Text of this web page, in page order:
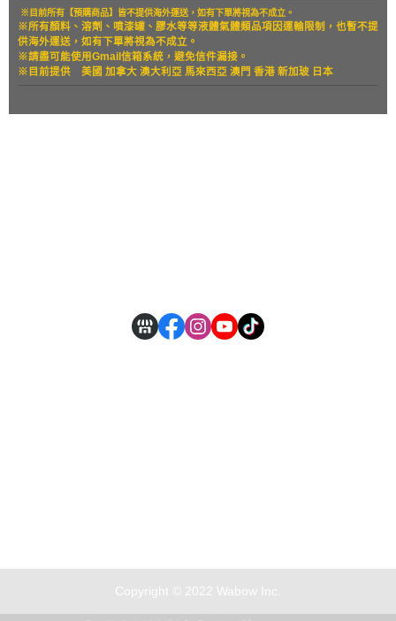
※目前所有【預購商品】皆不提供海外運送，如有下單將視為不成立。
※所有顏料、溶劑、噴漆罐、膠水等等液體氣體類品項因運輸限制，也暫不提
供海外運送，如有下單將視為不成立。
※請盡可能使用Gmail信箱系統，避免信件漏接。
※目前提供 美國 加拿大 澳大利亞 馬來西亞 澳門 香港 新加玻 日本
Copyright © 2022 Wabow Inc.